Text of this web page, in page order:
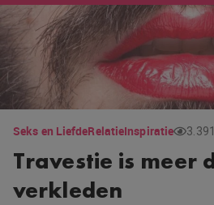
Seks en LiefdeRelatieInspiratie
Travestie is meer
verkleden